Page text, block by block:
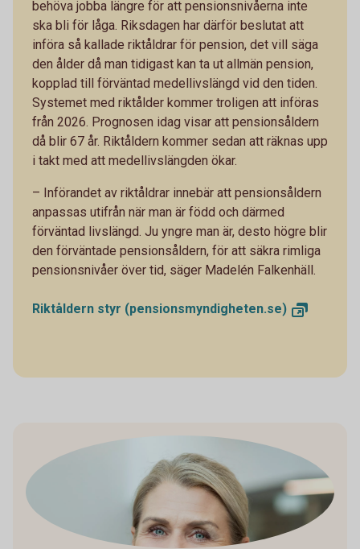
behöva jobba längre för att pensionsnivåerna inte
ska bli för låga. Riksdagen har därför beslutat att
införa så kallade riktåldrar för pension, det vill säga
den ålder då man tidigast kan ta ut allmän pension,
kopplad till förväntad medellivslängd vid den tiden.
Systemet med riktålder kommer troligen att införas
från 2026. Prognosen idag visar att pensionsåldern
då blir 67 år. Riktåldern kommer sedan att räknas upp
i takt med att medellivslängden ökar.
– Införandet av riktåldrar innebär att pensionsåldern
anpassas utifrån när man är född och därmed
förväntad livslängd. Ju yngre man är, desto högre blir
den förväntade pensionsåldern, för att säkra rimliga
pensionsnivåer över tid, säger Madelén Falkenhäll.
Riktåldern styr (pensionsmyndigheten.se)